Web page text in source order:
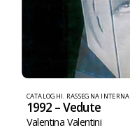
CATALOGHI RASSEGNA
1992 – Vedute
Valentina Valentini